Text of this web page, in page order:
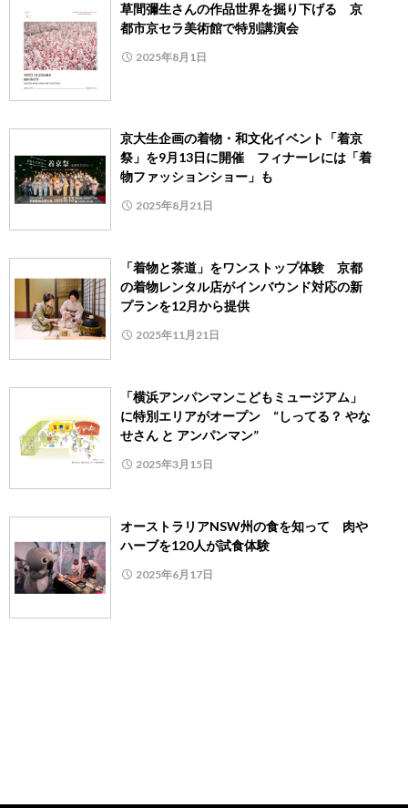
草間彌生さんの作品世界を掘り下げる 京
都市京セラ美術館で特別講演会
2025年8月1日
京大生企画の着物・和文化イベント「着京
祭」を9月13日に開催 フィナーレには「着
物ファッションショー」も
2025年8月21日
「着物と茶道」をワンストップ体験 京都
の着物レンタル店がインバウンド対応の新
プランを12月から提供
2025年11月21日
「横浜アンパンマンこどもミュージアム」
に特別エリアがオープン “しってる？ やな
せさん と アンパンマン”
2025年3月15日
オーストラリアNSW州の食を知って 肉や
ハーブを120人が試食体験
2025年6月17日